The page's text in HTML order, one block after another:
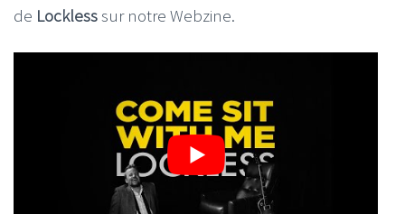
de Locklesssur notre Webzine.